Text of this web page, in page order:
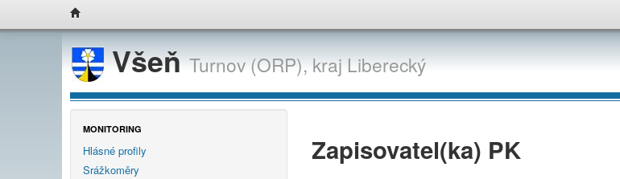
VšeňTurnov (ORP),krajLiberecký
MONITORING
Hlásné profily
Srážkoměry
Zapisovatel(ka) PK